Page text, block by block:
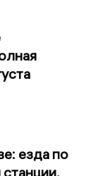
езда по